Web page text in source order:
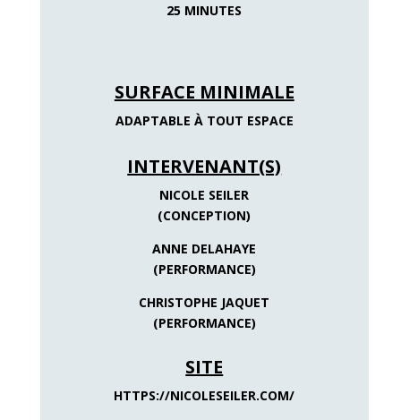
25 MINUTES
SURFACE MINIMALE
ADAPTABLE À TOUT ESPACE
INTERVENANT(S)
NICOLE SEILER
(CONCEPTION)
ANNE DELAHAYE
(PERFORMANCE)
CHRISTOPHE JAQUET
(PERFORMANCE)
SITE
HTTPS://NICOLESEILER.COM/